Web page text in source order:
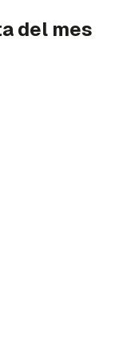
del mes